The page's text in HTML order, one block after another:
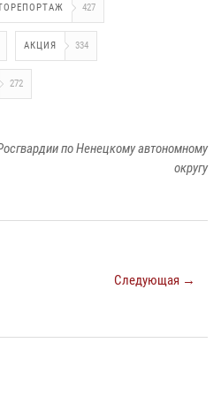
427
АКЦИЯ 334
272
по Ненецкому автономному
округу
Следующая →